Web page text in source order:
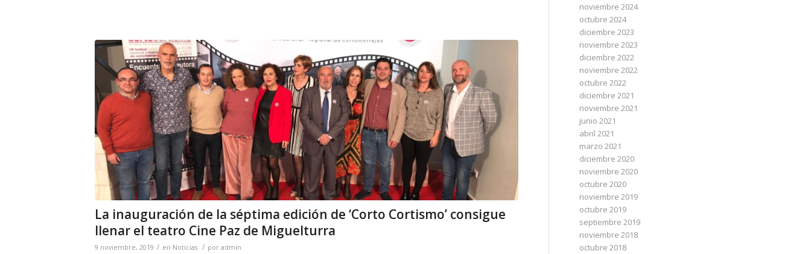
La inauguración de la séptima edición de ‘Corto Cortismo’ consigue
llenar el teatro Cine Paz de Miguelturra
9 noviembre, 2019 / en Noticias / por admin
noviembre 2024
octubre 2024
diciembre 2023
noviembre 2023
diciembre 2022
noviembre 2022
octubre 2022
diciembre 2021
noviembre 2021
junio 2021
abril 2021
marzo 2021
diciembre 2020
noviembre 2020
octubre 2020
noviembre 2019
octubre 2019
septiembre 2019
noviembre 2018
octubre 2018